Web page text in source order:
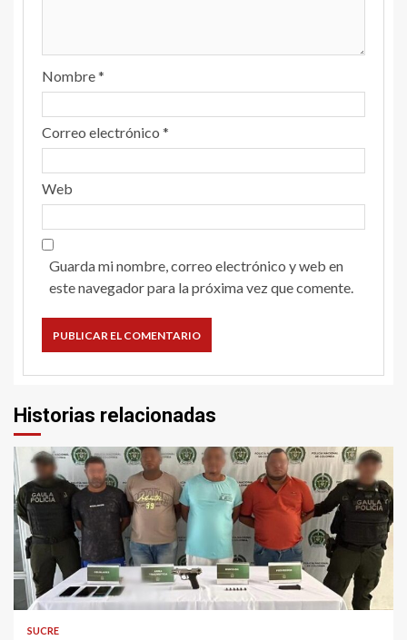
Nombre*
Correo electrónico *
Web
Guarda mi nombre, correo electrónico y web en
este navegador para la próxima vez que comente.
Historias relacionadas
2 min read
SUCRE